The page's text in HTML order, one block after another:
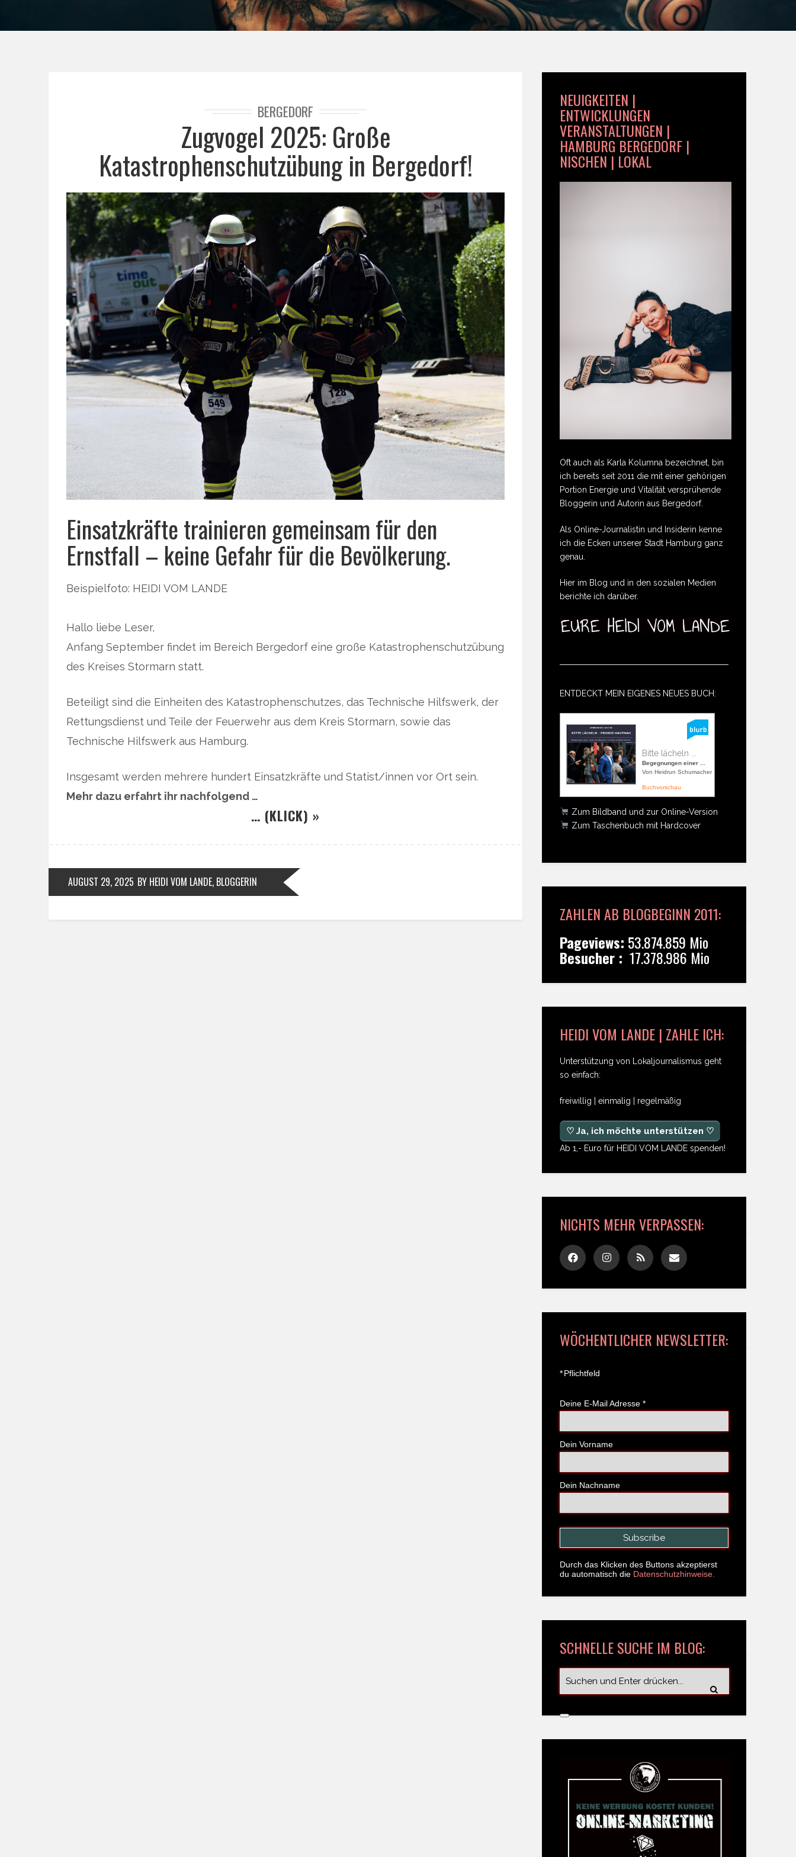
BERGEDORF
Zugvogel 2025: Große
Katastrophenschutzübung in Bergedorf!
Einsatzkräfte trainieren gemeinsam für den
Ernstfall – keine Gefahr für die Bevölkerung.
Beispielfoto: HEIDI VOM LANDE
Hallo liebe Leser,
Anfang September findet im Bereich Bergedorf eine große Katastrophenschutzübung
des Kreises Stormarn statt.
Beteiligt sind die Einheiten des Katastrophenschutzes, das Technische Hilfswerk, der
Rettungsdienst und Teile der Feuerwehr aus dem Kreis Stormarn, sowie das
Technische Hilfswerk aus Hamburg.
Insgesamt werden mehrere hundert Einsatzkräfte und Statist/innen vor Ort sein.
Mehr dazu erfahrt ihr nachfolgend …
… (KLICK) »
AUGUST 29, 2025 BY HEIDI VOM LANDE, BLOGGERIN
NEUIGKEITEN |
ENTWICKLUNGEN
VERANSTALTUNGEN |
HAMBURG BERGEDORF |
NISCHEN | LOKAL
Oft auch als Karla Kolumna bezeichnet, bin
ich bereits seit 2011 die mit einer gehörigen
Portion Energie und Vitalität versprühende
Bloggerin und Autorin aus Bergedorf.
Als Online-Journalistin und Insiderin kenne
ich die Ecken unserer Stadt Hamburg ganz
genau.
Hier im Blog und in den sozialen Medien
berichte ich darüber.
ENTDECKT MEIN EIGENES NEUES BUCH:
Bitte lächeln ...
Begegnungen einer ...
Von Heidrun Schumacher
Buchvorschau
Zum Bildband und zur Online-Version
Zum Taschenbuch mit Hardcover
ZAHLEN AB BLOGBEGINN 2011:
Pageviews: 53.874.859 Mio
Besucher : 17.378.986 Mio
HEIDI VOM LANDE | ZAHLE ICH:
Unterstützung von Lokaljournalismus geht
so einfach:
freiwillig | einmalig | regelmäßig
♡ Ja, ich möchte unterstützen ♡
Ab 1,- Euro für HEIDI VOM LANDE spenden!
NICHTS MEHR VERPASSEN:
WÖCHENTLICHER NEWSLETTER:
*Pflichtfeld
Deine E-Mail Adresse *
Dein Vorname
Dein Nachname
Durch das Klicken des Buttons akzeptierst
du automatisch die Datenschutzhinweise.
SCHNELLE SUCHE IM BLOG: